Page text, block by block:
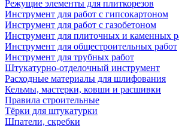
Режущие элементы для плиткорезов
Инструмент для работ с гипсокартоном
Инструмент для работ с газобетоном
Инструмент для плиточных и каменных
Инструмент для общестроительных работ
Инструмент для трубных работ
Штукатурно-отделочный инструмент
Расходные материалы для шлифования
Кельмы, мастерки, ковши и расшивки
Правила строительные
Тёрки для штукатурки
Шпатели, скребки